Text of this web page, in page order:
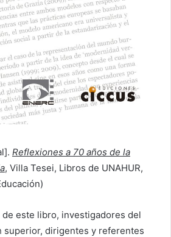
Reflexiones a 70 años de la
, Villa Tesei, Libros de UNAHUR,
de este libro, investigadores del
superior, dirigentes y referentes